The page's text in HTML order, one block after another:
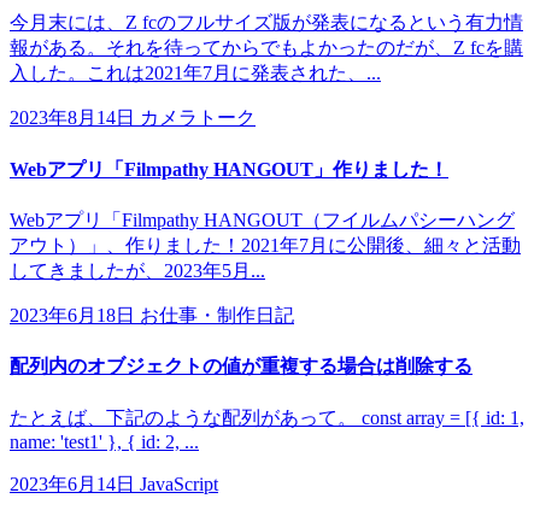
今月末には、Z fcのフルサイズ版が発表になるという有力情
報がある。それを待ってからでもよかったのだが、Z fcを購
入した。これは2021年7月に発表された、...
2023年8月14日 カメラトーク
Webアプリ「Filmpathy HANGOUT」作りました！
Webアプリ「Filmpathy HANGOUT（フイルムパシーハング
アウト）」、作りました！2021年7月に公開後、細々と活動
してきましたが、2023年5月...
2023年6月18日 お仕事・制作日記
配列内のオブジェクトの値が重複する場合は削除する
たとえば、下記のような配列があって。 const array = [{ id: 1,
name: 'test1' }, { id: 2, ...
2023年6月14日 JavaScript